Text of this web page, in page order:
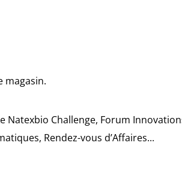
magasin.
Natexbio Challenge, Forum
Rendez-vous d’Affaires...